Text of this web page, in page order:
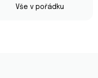
Vše v pořádku